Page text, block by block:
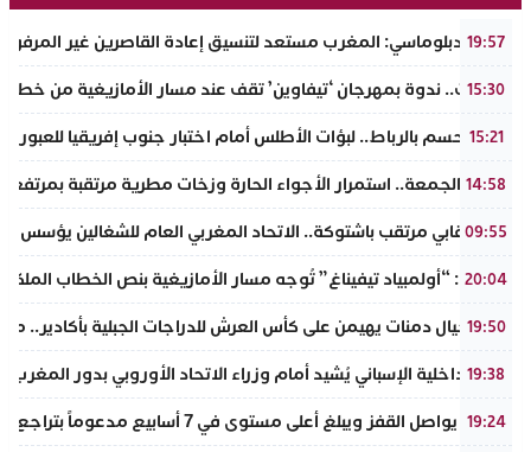
19:57
مصدر دبلوماسي: المغرب مستعد لتنسيق إعادة القاصرين غير
15:30
تافراوت.. ندوة بمهرجان ‘تيفاوين’ تقف عند مسار الأمازيغية من
15:21
سبت الحسم بالرباط.. لبؤات الأطلس أمام اختبار جنوب إفريقيا للعبور
14:58
طقس الجمعة.. استمرار الأجواء الحارة وزخات مطرية مرتقبة
09:55
حدث نقابي مرتقب باشتوكة.. الاتحاد المغربي العام للشغالين
20:04
تفراوت: “أولمبياد تيفيناغ” تُوجه مسار الأمازيغية بنص الخطاب الملكي
19:50
نادي أجيال دمنات يهيمن على كأس العرش للدراجات الجبلية بأكادير..
19:38
وزير الداخلية الإسباني يُشيد أمام وزراء الاتحاد الأوروبي بدور
19:24
الذهب يواصل القفز ويبلغ أعلى مستوى في 7 أسابيع مدعوماً بتراجع الدولار وانخفاض عوائد السندات